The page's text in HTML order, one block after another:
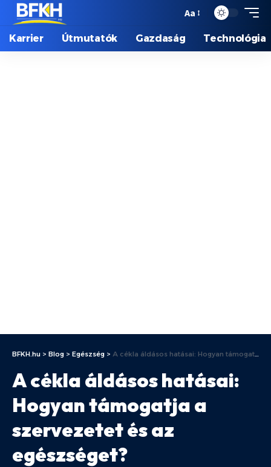
Aa
Karrier Útmutatók Gazdaság Technológia
BFKH.hu > Blog > Egészség > A cékla áldásos hatásai: Hogyan támogatja a szervezetet és az egészséget?
A cékla áldásos hatásai:
Hogyan támogatja a
szervezetet és az
egészséget?